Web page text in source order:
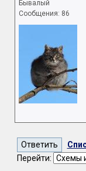
Бывалый
Сообщения: 86
Перейти: